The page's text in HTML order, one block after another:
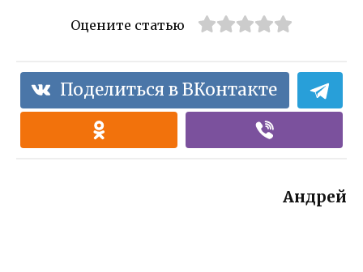
Оцените статью
Поделиться в ВКонтакте
Андрей